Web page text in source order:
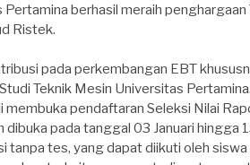
berhasil meraih
Ristek.
pada perkembangan EBT
Teknik Mesin Universitas
pendaftaran Seleksi Nilai
pada tanggal 03 Januari hingga
tanpa tes, yang dapat diikuti oleh